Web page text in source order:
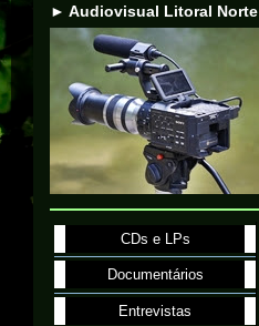
► Audiovisual Litoral Norte
CDs e LPs
Documentários
Entrevistas